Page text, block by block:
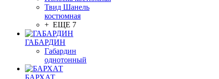
Твид Шанель
костюмная
+ ЕЩЕ 7
ГАБАРДИН
Габардин
однотонный
БАРХАТ